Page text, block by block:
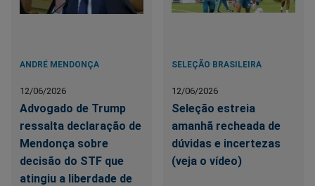
ANDRÉ MENDONÇA
12/06/2026
Advogado de Trump
ressalta declaração de
Mendonça sobre
decisão do STF que
atingiu a liberdade de
SELEÇÃO BRASILEIRA
12/06/2026
Seleção estreia
amanhã recheada de
dúvidas e incertezas
(veja o vídeo)